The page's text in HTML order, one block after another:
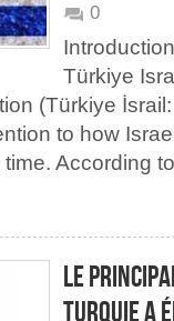
0
Türkiye
(Türkiye
to how
According to
LE
TURQUIE A